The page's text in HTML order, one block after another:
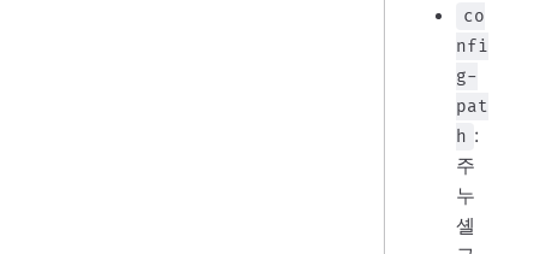
co
nfi
g-
pat
h :
주
누
셸